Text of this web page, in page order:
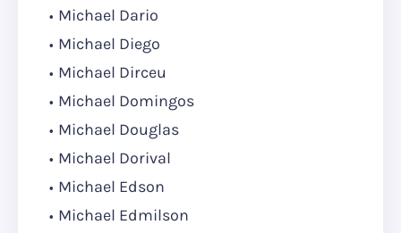
Michael Dario
Michael Diego
Michael Dirceu
Michael Domingos
Michael Douglas
Michael Dorival
Michael Edson
Michael Edmilson